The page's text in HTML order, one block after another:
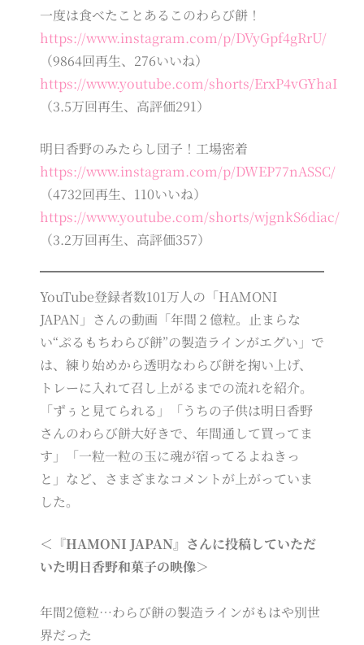
一度は食べたことあるこのわらび餅！
https://www.instagram.com/p/DVyGpf4gRrU/
（9864回再生、276いいね）
https://www.youtube.com/shorts/ErxP4vGYhaI
（3.5万回再生、高評価291）
明日香野のみたらし団子！工場密着
https://www.instagram.com/p/DWEP77nASSC/
（4732回再生、110いいね）
https://www.youtube.com/shorts/wjgnkS6diac/
（3.2万回再生、高評価357）
YouTube登録者数101万人の「HAMONI
JAPAN」さんの動画「年間２億粒。止まらな
い“ぷるもちわらび餅”の製造ラインがエグい」で
は、練り始めから透明なわらび餅を掬い上げ、
トレーに入れて召し上がるまでの流れを紹介。
「ずぅと見てられる」「うちの子供は明日香野
さんのわらび餅大好きで、年間通して買ってま
す」「一粒一粒の玉に魂が宿ってるよねきっ
と」など、さまざまなコメントが上がっていま
した。
＜『HAMONI JAPAN』さんに投稿していただ
いた明日香野和菓子の映像＞
年間2億粒…わらび餅の製造ラインがもはや別世
界だった